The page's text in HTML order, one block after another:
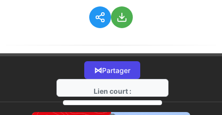
⋈Partager
Lien court :
https://radio-g.fr?17044